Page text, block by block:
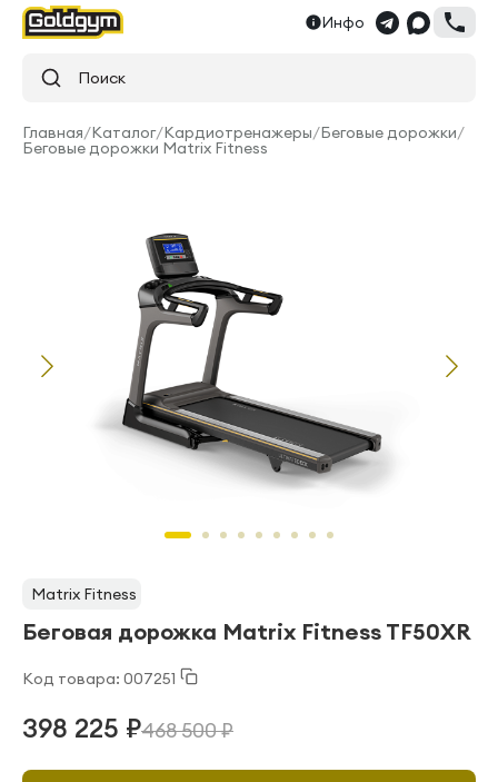
Инфо
Поиск
Главная/Каталог/Кардиотренажеры/Беговые дорожки/
Беговые дорожки Matrix Fitness
Matrix Fitness
Беговая дорожка Matrix Fitness TF50XR
Код товара: 007251
398 225 ₽468 500 ₽